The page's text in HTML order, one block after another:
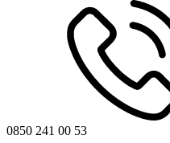
0850 241 00 53